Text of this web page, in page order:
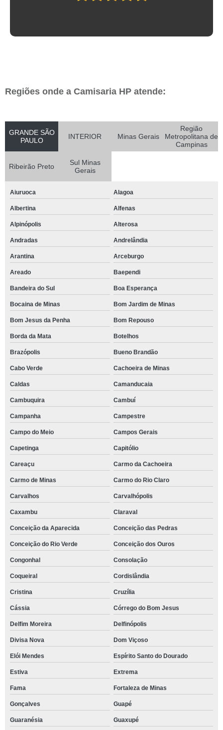
Regiões onde a Camisaria HP atende:
GRANDE SÃO
PAULO
INTERIOR Minas Gerais
Região
Metropolitana de
Campinas
Ribeirão Preto
Sul Minas
Gerais
Aiuruoca Alagoa
Albertina Alfenas
Alpinópolis Alterosa
Andradas Andrelândia
Arantina Arceburgo
Areado Baependi
Bandeira do Sul Boa Esperança
Bocaina de Minas Bom Jardim de Minas
Bom Jesus da Penha Bom Repouso
Borda da Mata Botelhos
Brazópolis Bueno Brandão
Cabo Verde Cachoeira de Minas
Caldas Camanducaia
Cambuquira Cambuí
Campanha Campestre
Campo do Meio Campos Gerais
Capetinga Capitólio
Careaçu Carmo da Cachoeira
Carmo de Minas Carmo do Rio Claro
Carvalhos Carvalhópolis
Caxambu Claraval
Conceição da Aparecida Conceição das Pedras
Conceição do Rio Verde Conceição dos Ouros
Congonhal Consolação
Coqueiral Cordislândia
Cristina Cruzília
Cássia Córrego do Bom Jesus
Delfim Moreira Delfinópolis
Divisa Nova Dom Viçoso
Elói Mendes Espírito Santo do Dourado
Estiva Extrema
Fama Fortaleza de Minas
Gonçalves Guapé
Guaranésia Guaxupé